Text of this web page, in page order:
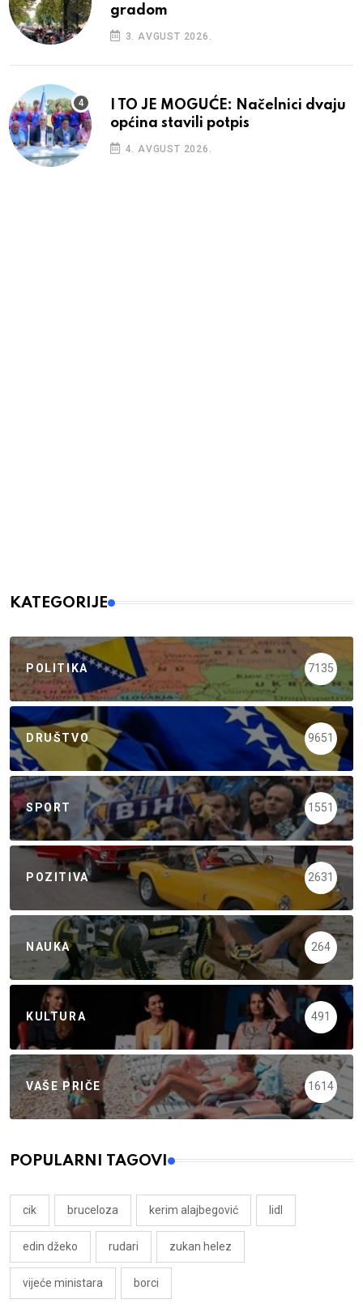
gradom
3. AVGUST 2026.
I TO JE MOGUĆE: Načelnici dvaju
općina stavili potpis
4. AVGUST 2026.
KATEGORIJE
POLITIKA 7135
DRUŠTVO 9651
SPORT 1551
POZITIVA 2631
NAUKA 264
KULTURA 491
VAŠE PRIČE 1614
POPULARNI TAGOVI
cik bruceloza kerim alajbegović lidl
edin džeko rudari zukan helez
vijeće ministara borci